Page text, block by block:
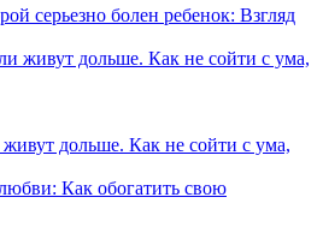
серьезно болен ребенок: Взгляд
дольше. Как не сойти с ума,